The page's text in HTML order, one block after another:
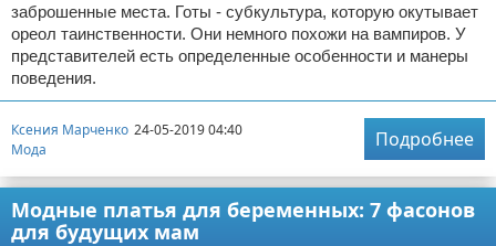
заброшенные места. Готы - субкультура, которую окутывает
ореол таинственности. Они немного похожи на вампиров. У
представителей есть определенные особенности и манеры
поведения.
Ксения Марченко 24-05-2019 04:40
Мода
Подробнее
Модные платья для беременных: 7 фасонов
для будущих мам